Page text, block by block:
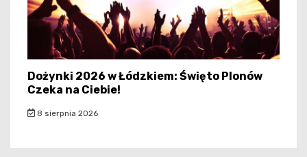
Dożynki 2026 w Łódzkiem: Święto Plonów
Czeka na Ciebie!
8 sierpnia 2026